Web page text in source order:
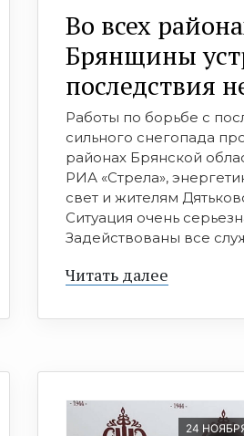
Во всех
Брянщины
последствия
Работы по борьбе с
сильного снегопада
районах Брянской
РИА «Стрела»,
свет и жителям
Ситуация очень
Задействованы все
Читать далее
24